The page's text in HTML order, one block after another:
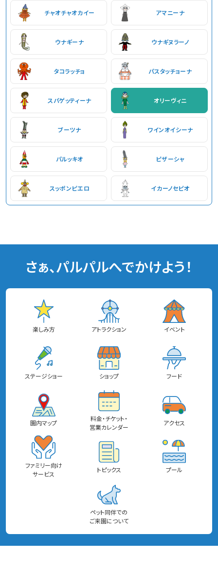
チャオチャオカイー アマニーナ
ウナギーナ ウナギヌラーノ
タコラッチョ パスタッチョーナ
スパゲッティーナ オリーヴィニ
ブーツナ ワインオイシーナ
パルッキオ ピザーシャ
スッポンピエロ イカーノセピオ
さぁ、パルパルへでかけよう！
楽しみ方 アトラクション イベント
ステージショー ショップ フード
園内マップ
料金・チケット・
営業カレンダー
アクセス
ファミリー向け
サービス
トピックス プール
ペット同伴での
ご来園について